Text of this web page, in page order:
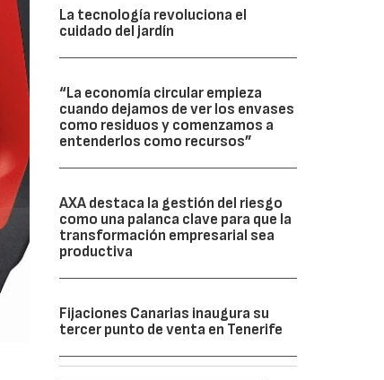
La tecnología revoluciona el
cuidado del jardín
“La economía circular empieza
cuando dejamos de ver los envases
como residuos y comenzamos a
entenderlos como recursos”
AXA destaca la gestión del riesgo
como una palanca clave para que la
transformación empresarial sea
productiva
Fijaciones Canarias inaugura su
tercer punto de venta en Tenerife